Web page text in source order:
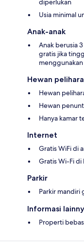
diperlukan
Usia minimal
Anak-anak
Anak berusia
gratis jika
Hewan
Hewan
Hewan
Hanya kamar
Internet
Gratis WiFi di
Gratis Wi-Fi di
Parkir
Parkir mandiri
Informasi
Properti